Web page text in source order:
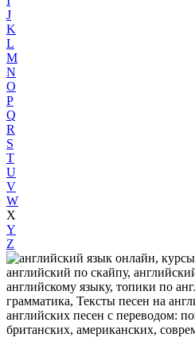
J
K
L
M
N
O
P
Q
R
S
T
U
V
W
X
Y
Z